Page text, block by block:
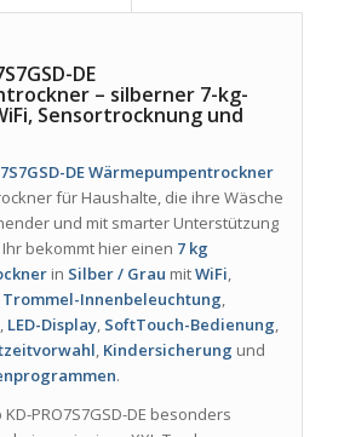
DE
– silberner 7-kg-
Sensortrocknung und
DE Wärmepumpentrockner
für Haushalte, die ihre Wäsche
und mit smarter Unterstützung
bekommt hier einen 7 kg
in Silber / Grau mitWiFi,
Trommel-Innenbeleuchtung,
, LED-Display, SoftTouch-Bedienung,
, Kindersicherung und
.
PRO7S7GSD-DE besonders